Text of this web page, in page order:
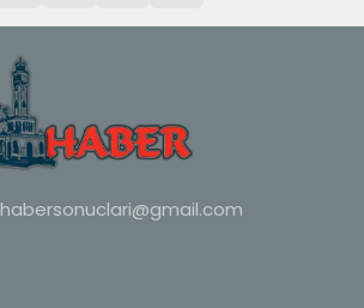
habersonuclari@gmail.com